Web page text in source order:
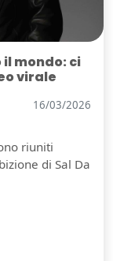
mondo: ci
virale
16/03/2026
riuniti
di Sal Da